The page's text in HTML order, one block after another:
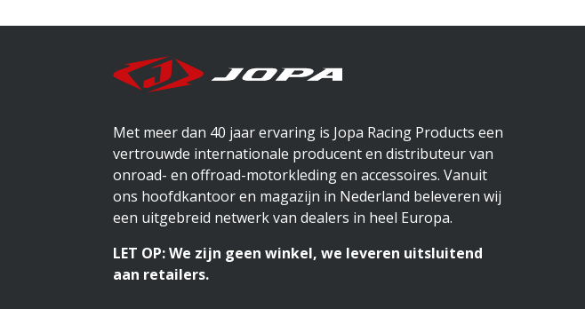
Met meer dan 40 jaar ervaring is Jopa Racing Products een
vertrouwde internationale producent en distributeur van
onroad- en offroad-motorkleding en accessoires. Vanuit
ons hoofdkantoor en magazijn in Nederland beleveren wij
een uitgebreid netwerk van dealers in heel Europa.
LET OP: We zijn geen winkel, we leveren uitsluitend
aan retailers.